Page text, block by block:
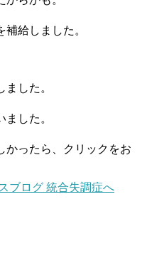
給しました。
した。
した。
かったら、クリックをお